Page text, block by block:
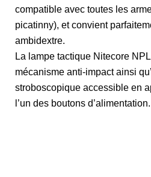
compatible avec toutes les
picatinny), et convient
ambidextre.
La lampe tactique Nitecore
mécanisme anti-impact ainsi
stroboscopique accessible en
l’un des boutons d’alimentation.